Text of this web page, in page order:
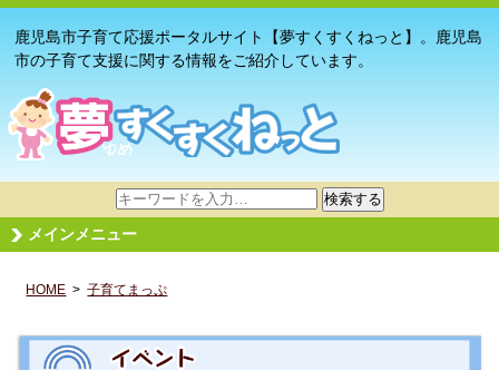
鹿児島市子育て応援ポータルサイト【夢すくすくねっと】。鹿児島
市の子育て支援に関する情報をご紹介しています。
サ
イ
ト
検
検索する
メインメニュー
HOME >子育てまっぷ